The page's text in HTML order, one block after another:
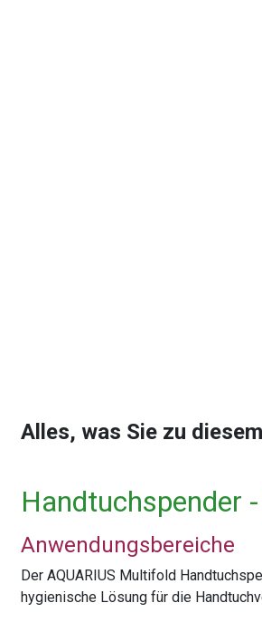
Alles, was Sie zu
Handtuchspender
Anwendungsbereiche
Der AQUARIUS Multifold
hygienische Lösung für die